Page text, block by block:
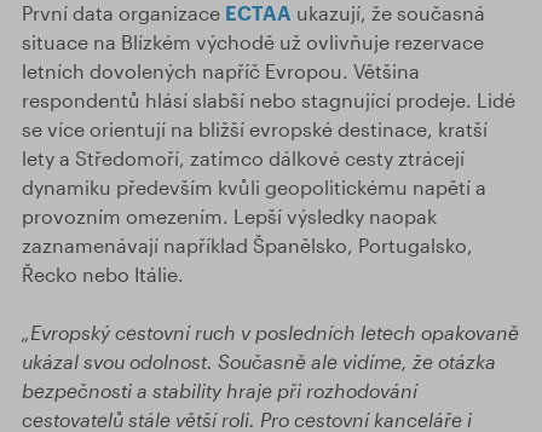
První data organizace ECTAA ukazují, že současná
situace na Blízkém východě už ovlivňuje rezervace
letních dovolených napříč Evropou. Většina
respondentů hlásí slabší nebo stagnující prodeje. Lidé
se více orientují na bližší evropské destinace, kratší
lety a Středomoří, zatímco dálkové cesty ztrácejí
dynamiku především kvůli geopolitickému napětí a
provozním omezením. Lepší výsledky naopak
zaznamenávají například Španělsko, Portugalsko,
Řecko nebo Itálie.
„Evropský cestovní ruch v posledních letech opakovaně
ukázal svou odolnost. Současně ale vidíme, že otázka
bezpečnosti a stability hraje při rozhodování
cestovatelů stále větší roli. Pro cestovní kanceláře i